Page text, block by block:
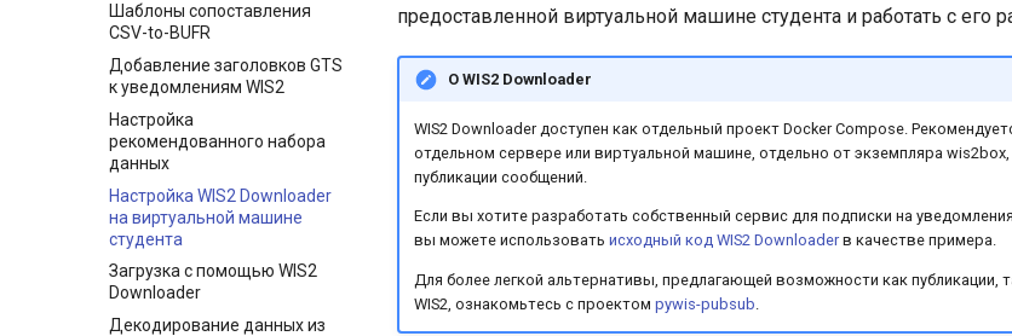
Шаблоны сопоставления
CSV-to-BUFR
Добавление заголовков GTS
к уведомлениям WIS2
Настройка
рекомендованного набора
данных
Настройка WIS2 Downloader
на виртуальной машине
студента
Загрузка с помощью WIS2
Downloader
Декодирование данных из
предоставленной виртуальной машине студента и работать с его
О WIS2 Downloader
WIS2 Downloader доступен как отдельный проект Docker Compose.
отдельном сервере или виртуальной машине, отдельно от экземпляра
публикации сообщений.
Если вы хотите разработать собственный сервис для подписки на уведомления
вы можете использовать исходный код WIS2 Downloaderв качестве примера.
Для более легкой альтернативы, предлагающей возможности как публикации,
WIS2, ознакомьтесь с проектом pywis-pubsub.